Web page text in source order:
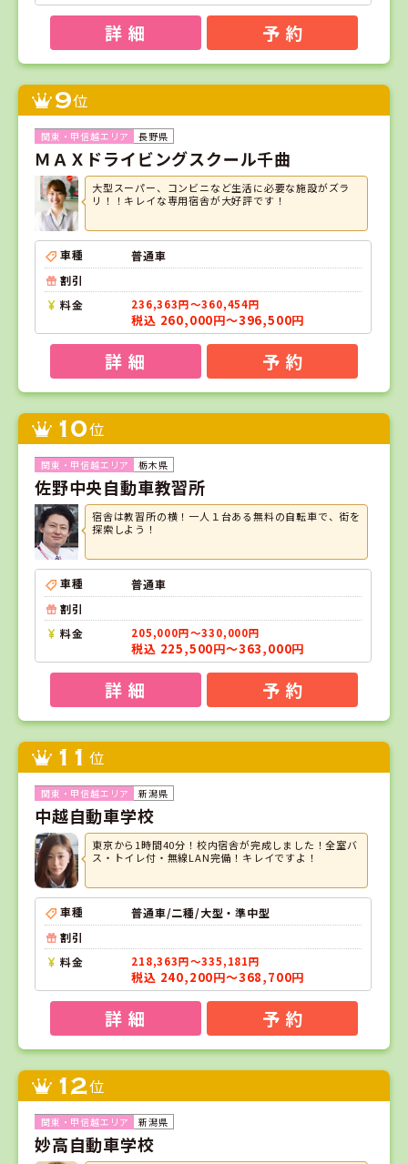
詳 細 予 約
9位
長野県
ＭＡＸドライビングスクール千曲
大型スーパー、コンビニなど生活に必要な施設がズラ
リ！！キレイな専用宿舎が大好評です！
車種
普通車
割引
料金
236,363円～360,454円
税込 260,000円～396,500円
詳 細 予 約
10位
栃木県
佐野中央自動車教習所
宿舎は教習所の横！一人１台ある無料の自転車で、街を
探索しよう！
車種
普通車
割引
料金
205,000円～330,000円
税込 225,500円～363,000円
詳 細 予 約
11 位
新潟県
中越自動車学校
東京から1時間40分！校内宿舎が完成しました！全室バ
ス・トイレ付・無線LAN完備！キレイですよ！
車種
普通車/二種/大型・準中型
割引
料金
218,363円～335,181円
税込 240,200円～368,700円
詳 細 予 約
12位
新潟県
妙高自動車学校